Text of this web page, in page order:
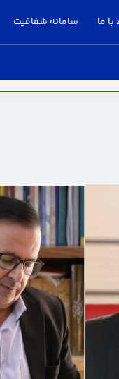
با ما سامانه شفافیت